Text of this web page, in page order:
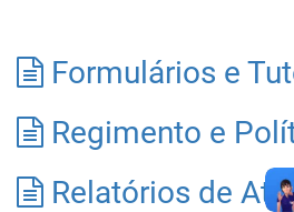
Formulários e
Regimento e
Relatórios de